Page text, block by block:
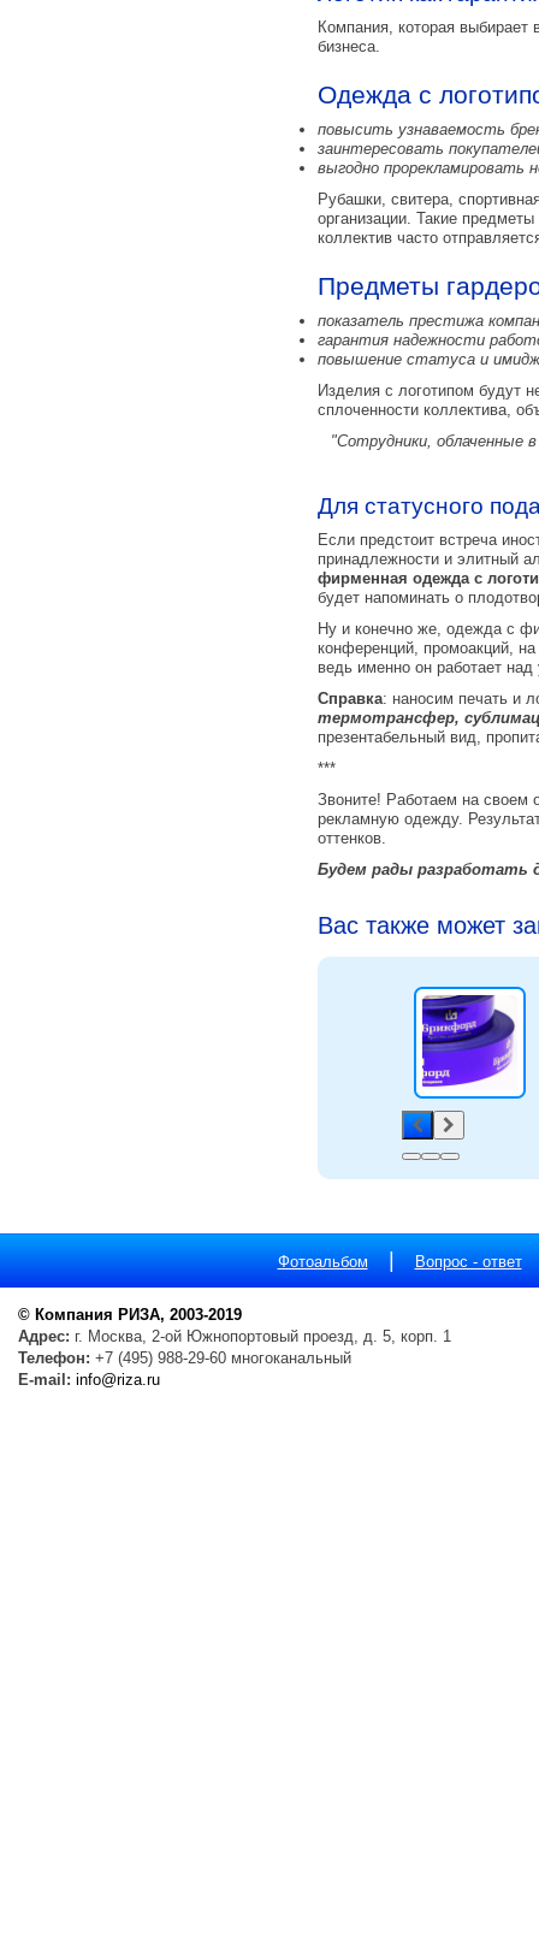
Компания, которая
бизнеса.
Одежда с
повысить узнаваемость
заинтересовать
выгодно прорекламировать
Рубашки, свитера,
организации. Такие
коллектив часто
Предметы
показатель престижа
гарантия надежности
повышение статуса и
Изделия с логотипом будут
сплоченности коллектива,
"Сотрудники,
Для статусного
Если предстоит встреча
принадлежности и элитный
фирменная одежда с
будет напоминать о
Ну и конечно же, одежда с
конференций, промоакций,
ведь именно он работает
Справка: наносим печать и
термотрансфер,
презентабельный вид,
***
Звоните! Работаем на своем
рекламную одежду.
оттенков.
Будем рады разработать
Вас также может
Фотоальбом | Вопрос - ответ
© Компания РИЗА, 2003-2019
Адрес: г. Москва, 2-ой Южнопортовый проезд, д. 5, корп. 1
Телефон: +7 (495) 988-29-60 многоканальный
E-mail: info@riza.ru